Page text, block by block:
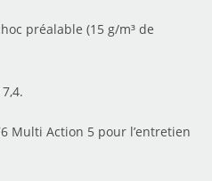
préalable (15 g/m³ de
Multi Action 5 pour l’entretien